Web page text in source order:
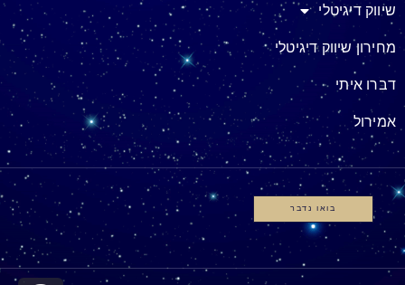
שיווק דיגיטלי
מחירון שיווק דיגיטלי
דברו איתי
אמירול
בואו נדבר